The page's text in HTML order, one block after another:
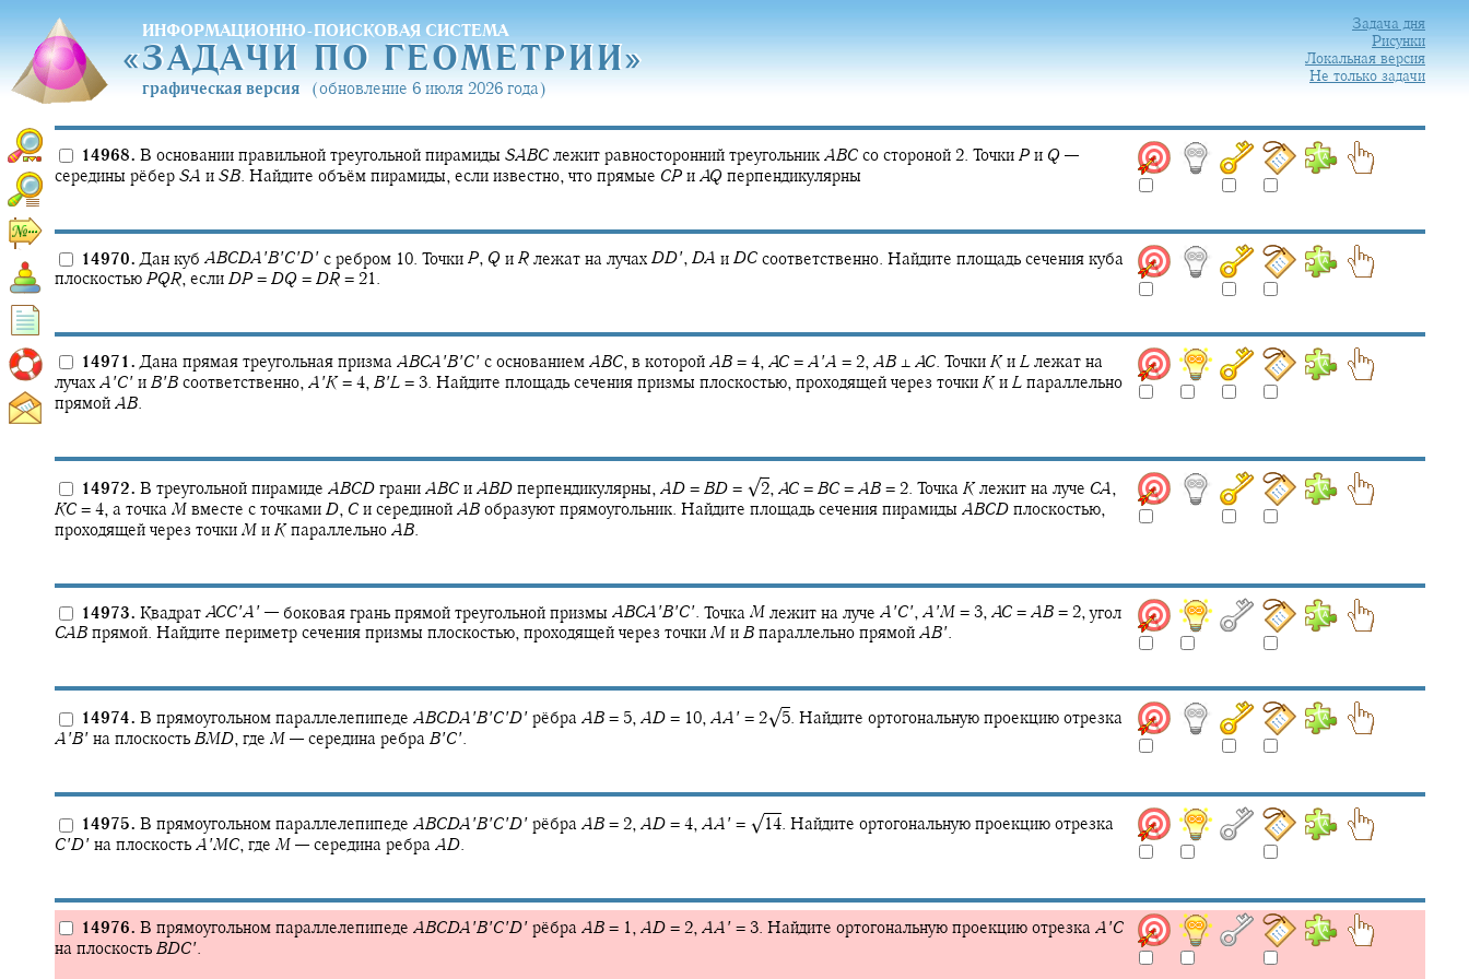
ИНФОРМАЦИОННО-ПОИСКОВАЯ СИСТЕМА
«ЗАДАЧИ ПО ГЕОМЕТРИИ»
«ЗАДАЧИ ПО ГЕОМЕТРИИ»
графическая версия (обновление 6 июля 2026 года)
Задача дня
Рисунки
Локальная версия
Не только задачи
14968. В основании правильной треугольной пирамиды SABC лежит равносторонний треугольник ABC со стороной 2. Точки P и Q —
середины рёбер SA и SB. Найдите объём пирамиды, если известно, что прямые CP и AQ перпендикулярны
14970. Дан куб ABCDA′B′C′D′ с ребром 10. Точки P, Q и R лежат на лучах DD′, DA и DC соответственно. Найдите площадь сечения куба
плоскостью PQR, если DP = DQ = DR = 21.
14971. Дана прямая треугольная призма ABCA′B′C′ с основанием ABC, в которой AB = 4, AC = A′A = 2, AB ⊥ AC. Точки Kи L лежат на
лучах A′C′ и B′B соответственно, A′K= 4, B′L = 3. Найдите площадь сечения призмы плоскостью, проходящей через точки Kи L параллельно
прямой AB.
14972. В треугольной пирамиде ABCD грани ABC и ABD перпендикулярны, AD = BD = ‍ √2, AC = BC = AB = 2. Точка Kлежит на луче CA,
KC = 4, а точка M вместе с точками D, C и серединой AB образуют прямоугольник. Найдите площадь сечения пирамиды ABCD плоскостью,
проходящей через точки M и Kпараллельно AB.
14973. Квадрат ACC′A′ — боковая грань прямой треугольной призмы ABCA′B′C′. Точка M лежит на луче A′C′, A′M = 3, AC = AB = 2,угол
CAB прямой. Найдите периметр сечения призмы плоскостью, проходящей через точки M и B параллельно прямой AB′.
14974. В прямоугольном параллелепипеде ABCDA′B′C′D′ рёбра AB = 5, AD = 10, AA′ = 2‍√5. Найдите ортогональную проекцию отрезка
A′B′ на плоскость BMD, где M — середина ребра B′C′.
14975. В прямоугольном параллелепипеде ABCDA′B′C′D′ рёбра AB = 2, AD = 4, AA′ = ‍ √14. Найдите ортогональную проекцию отрезка
C′D′ на плоскость A′MC, где M — середина ребра AD.
14976. В прямоугольном параллелепипеде ABCDA′B′C′D′ рёбра AB = 1, AD = 2, AA′ = 3. Найдите ортогональную проекцию отрезка A′C
на плоскость BDC′.